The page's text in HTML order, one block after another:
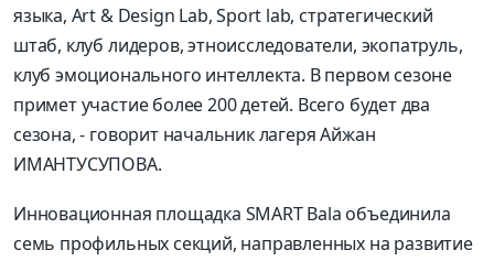
языка, Art & Design Lab, Sport lab, стратегический
штаб, клуб лидеров, этноисследователи, экопатруль,
клуб эмоционального интеллекта. В первом сезоне
примет участие более 200 детей. Всего будет два
сезона, - говорит начальник лагеря Айжан
ИМАНТУСУПОВА.
Инновационная площадка SMART Bala объединила
семь профильных секций, направленных на развитие